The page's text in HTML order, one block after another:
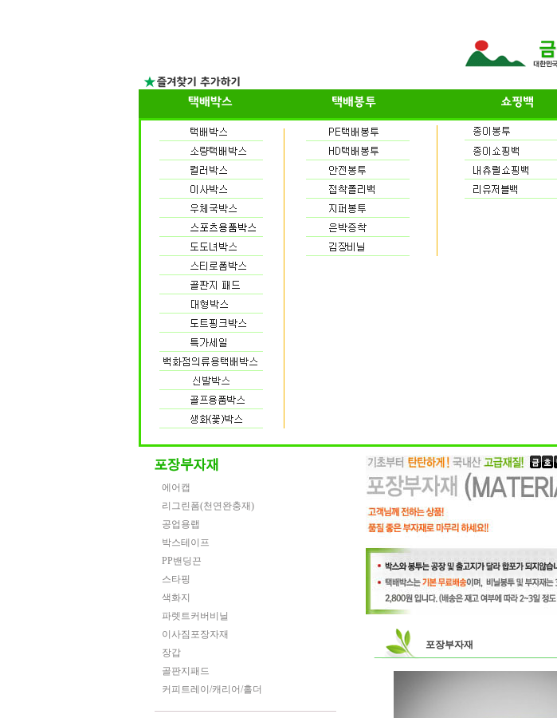
에어캡
리그린폼(천연완충재)
공업용랩
박스테이프
PP밴딩끈
스타핑
색화지
파렛트커버비닐
이사짐포장자재
장갑
골판지패드
커피트레이/캐리어/홀더
포장부자재